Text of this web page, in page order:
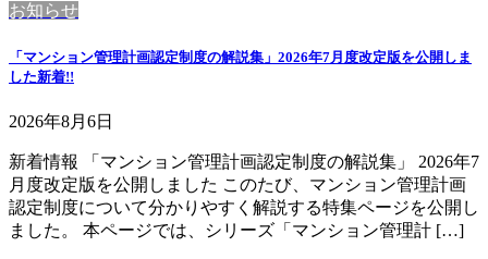
お知らせ
「マンション管理計画認定制度の解説集」2026年7月度改定版を公開しま
した新着!!
2026年8月6日
新着情報 「マンション管理計画認定制度の解説集」 2026年7
月度改定版を公開しました このたび、マンション管理計画
認定制度について分かりやすく解説する特集ページを公開し
ました。 本ページでは、シリーズ「マンション管理計 […]